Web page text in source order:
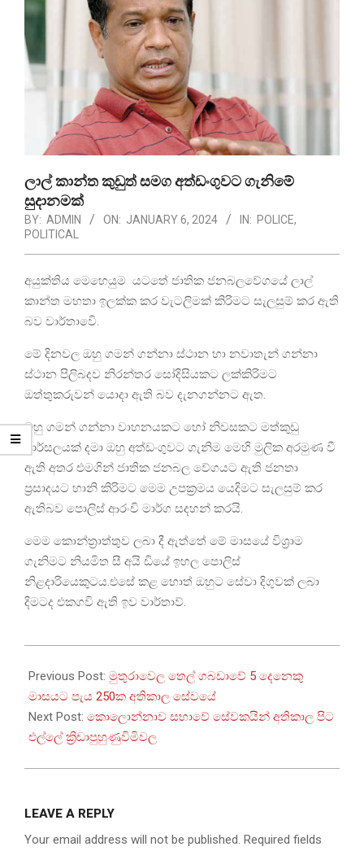
ලාල් කාන්ත කුඩුත් සමග අත්ඩංගුවට ගැනිමේ
සුදානමක්
BY: ADMIN ON: JANUARY 6, 2024 IN: POLICE,
POLITICAL
අයුක්තිය මෙහෙයුම යටතේ ජාතික ජනබලවේගයේ ලාල්
කාන්ත මහතා ඉලක්ක කර වැටලිමක් කිරිමට සැලසුම් කර ඇති
බව වාර්තාවෙි.
මේ දිනවල ඔහු ගමන් ගන්නා ස්ථාන හා නවාතැන් ගන්නා
ස්ථාන පිලිබදව නිරන්තර සෝදිසියකට ලක්කිරිමට
ඔත්තුකරුවන් යොදා ඇති බව දැනගන්නට ඇත.
ඔහු ගමන් ගන්නා වාහනයකට හෝ නිවසකට මත්කුඩු
පාර්සලයක් දමා ඔහු අත්ඩංගුවට ගැනිම මෙහි මුලික අරමුණ වී
ඇති අතර එමගින් ජාතික ජනබල වේගයට ඇති ජනතා
ප්‍රසාදයට හානි කිරිමට මෙම උපක්‍රමය යෙදිමට සැලසුම් කර
ඇතිබව පොලිස් ආරංචි මාර්ග සදහන් කරයි.
මෙම කොන්ත්‍රාත්තුව ලබා දී ඇත්තේ මේ මාසයේ විශ්‍රාම
ගැනිමට නියමිත සී අයි ඩියේ ඉහල පොලිස්
නිළදාරියෙකුටය.එසේ කළ හොත් ඔහුට සේවා දිගුවක් ලබා
දිමටද එකගවි ඇති ඉව වාර්තාව්.
01-
06
Previous Post: මුතුරාවෙල තෙල් ගබඩාවේ 5 දෙනෙකු
මාසයට පැය 250ක අතිකාල සේවයේ
Next Post: කොලොන්නාව සභාවේ සේවකයින් අතිකාල පිට
එල්ලේ ක්‍රිඩාපුහුණුවිමිවල
LEAVE A REPLY
Your email address will not be published. Required fields